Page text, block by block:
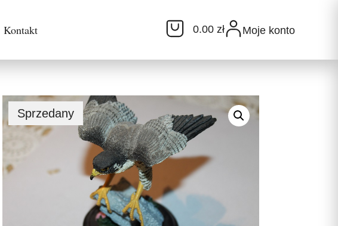
Kontakt 0.00 zł Moje konto
Sprzedany